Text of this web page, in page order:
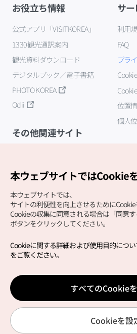
お役立ち情報
公式アプリ「VISITKOREA」
1330観光通訳案内
観光資料ダウンロード
デジタルブック／電子書籍
PHOTO KOREA
Odii
サ
利用
FAQ
プラ
位置
個人
その他関連サイト
Copyright (c) Korea Tourism
サイトエラー報告公式メール
japanese@knto.or.kr
本ウェブサイトではCookie
本ウェブサイトでは、
サイトの利便性を向上させるためにCookie
Cookieの収集に同意される場合は「同意す
ボタンをクリックしてください。
Cookieに関する詳細および使用目的につ
をご覧ください。
すべてのCookie
Cookieを設